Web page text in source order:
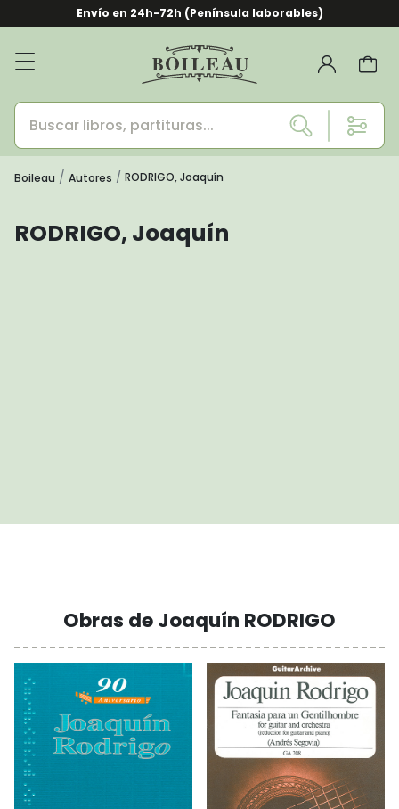
Envío en 24h-72h (Península laborables)
Boileau Autores RODRIGO, Joaquín
RODRIGO, Joaquín
Obras de Joaquín RODRIGO